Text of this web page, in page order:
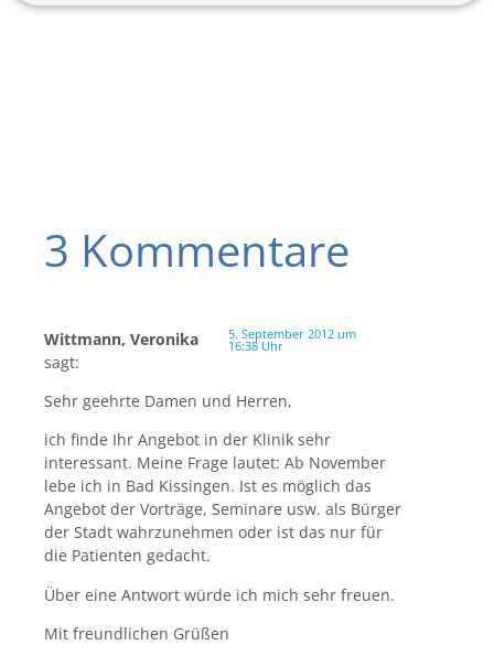
3 Kommentare
Wittmann, Veronika
sagt:
5. September 2012 um
16:38 Uhr
Sehr geehrte Damen und Herren,
ich finde Ihr Angebot in der Klinik sehr
interessant. Meine Frage lautet: Ab November
lebe ich in Bad Kissingen. Ist es möglich das
Angebot der Vorträge, Seminare usw. als Bürger
der Stadt wahrzunehmen oder ist das nur für
die Patienten gedacht.
Über eine Antwort würde ich mich sehr freuen.
Mit freundlichen Grüßen